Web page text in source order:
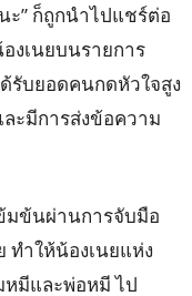
ะ” ก็ถูกนำไปแชร์ต่อ
งเนยบนรายการ
ด้รับยอดคนกดหัวใจสูง
ะมีการส่งข้อความ
มข้นผ่านการจับมือ
ทำให้น้องเนยแห่ง
หมีและพ่อหมี ไป